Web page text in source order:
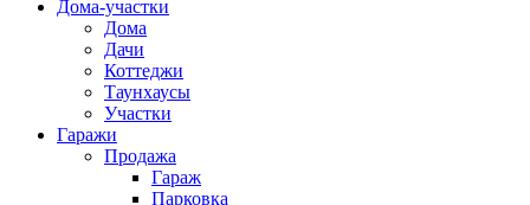
Дома-участки
Дома
Дачи
Коттеджи
Таунхаусы
Участки
Гаражи
Продажа
Гараж
Парковка